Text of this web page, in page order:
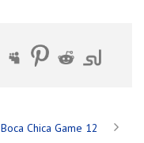
Boca Chica Game 12